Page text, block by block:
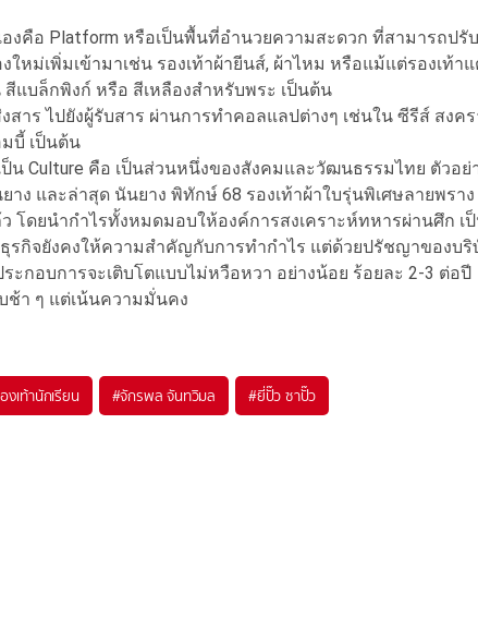
องคือ Platform หรือเป็นพื้นที่อำนวยความสะดวก ที่สามารถปรับ
หม่เพิ่มเข้ามาเช่น รองเท้าผ้ายีนส์, ผ้าไหม หรือแม้แต่รองเท้าแ
แบล็กพิงก์ หรือ สีเหลืองสำหรับพระ เป็นต้น
สาร ไปยังผู้รับสาร ผ่านการทำคอลแลปต่างๆ เช่นใน ซีรีส์ สงค
บี้ เป็นต้น
น Culture คือ เป็นส่วนหนึ่งของสังคมและวัฒนธรรมไทย ตัวอย่
าง และล่าสุด นันยาง พิทักษ์ 68 รองเท้าผ้าใบรุ่นพิเศษลายพราง
โดยนำกำไรทั้งหมดมอบให้องค์การสงเคราะห์ทหารผ่านศึก เ
รกิจยังคงให้ความสำคัญกับการทำกำไร แต่ด้วยปรัชญาของบริ
ะกอบการจะเติบโตแบบไม่หวือหวา อย่างน้อย ร้อยละ 2-3 ต่อปี
ช้า ๆ แต่เน้นความมั่นคง
เท้านักเรียน #จักรพล จันทวิมล #ยี่ปั๊ว ซาปั๊ว